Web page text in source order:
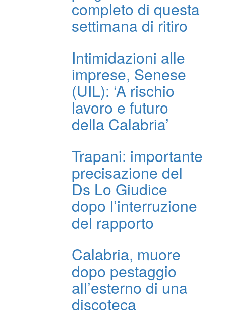
completo di questa
settimana di ritiro
Intimidazioni alle
imprese, Senese
(UIL): ‘A rischio
lavoro e futuro
della Calabria’
Trapani: importante
precisazione del
Ds Lo Giudice
dopo l’interruzione
del rapporto
Calabria, muore
dopo pestaggio
all’esterno di una
discoteca